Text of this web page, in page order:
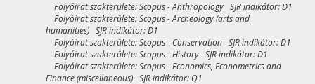
Folyóirat szakterülete: Scopus - Anthropology SJR indikátor: D1
Folyóirat szakterülete: Scopus - Archeology (arts and
humanities) SJR indikátor: D1
Folyóirat szakterülete: Scopus - Conservation SJR indikátor: D1
Folyóirat szakterülete: Scopus - History SJR indikátor: D1
Folyóirat szakterülete: Scopus - Economics, Econometrics and
Finance (miscellaneous) SJR indikátor: Q1